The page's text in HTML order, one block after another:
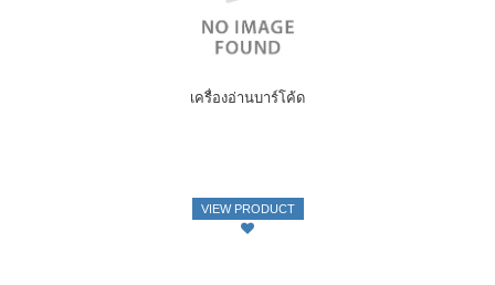
เครื่องอ่านบาร์โค้ด
VIEW PRODUCT